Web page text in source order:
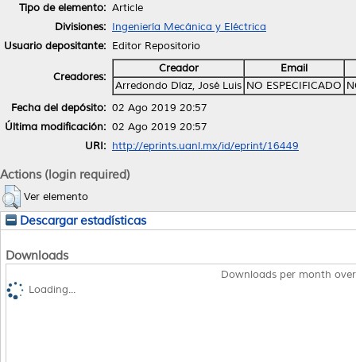
Tipo de elemento: Article
Divisiones: Ingeniería Mecánica y Eléctrica
Usuario depositante: Editor Repositorio
Creadores:
Creador
Email
Arredondo Díaz, José Luis NO ESPECIFICADO
Fecha del depósito: 02 Ago 2019 20:57
Última modificación: 02 Ago 2019 20:57
URI: http://eprints.uanl.mx/id/eprint/16449
Actions (login required)
Ver elemento
Descargar estadísticas
Downloads
Downloads per month
Loading...